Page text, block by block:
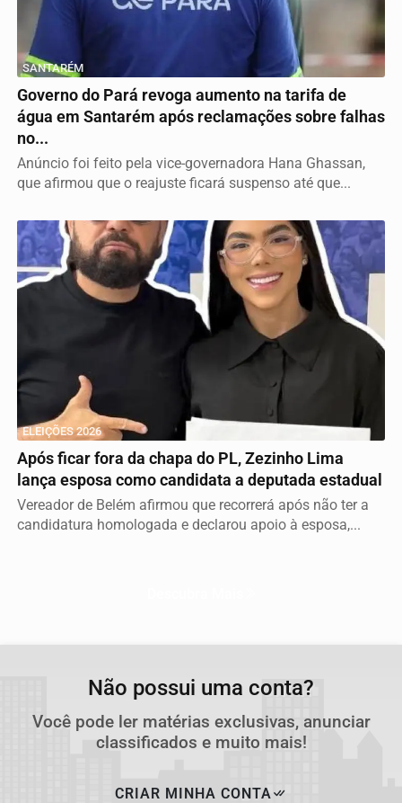
SANTARÉM
Governo do Pará revoga aumento na tarifa de
água em Santarém após reclamações sobre falhas
no...
Anúncio foi feito pela vice-governadora Hana Ghassan,
que afirmou que o reajuste ficará suspenso até que...
ELEIÇÕES 2026
Após ficar fora da chapa do PL, Zezinho Lima
lança esposa como candidata a deputada estadual
Vereador de Belém afirmou que recorrerá após não ter a
candidatura homologada e declarou apoio à esposa,...
Não possui uma conta?
Você pode ler matérias exclusivas, anunciar
classificados e muito mais!
CRIAR MINHA CONTA